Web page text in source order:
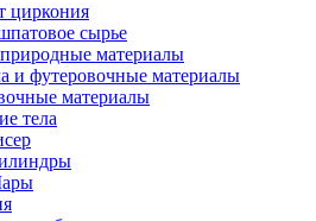
циркония
сырье
материалы
и футеровочные материалы
материалы
тела